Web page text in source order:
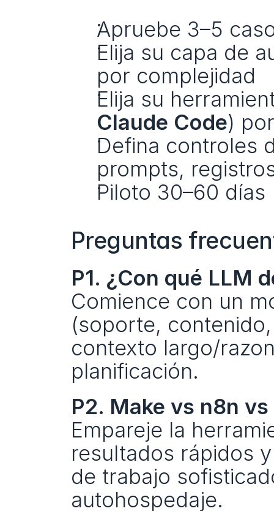
Apruebe 3–5
Elija su capa de
por complejidad
Elija su
Claude Code)
Defina controles
prompts,
Piloto 30–60
Preguntas
P1. ¿Con qué LLM
Comience con un
(soporte,
contexto largo/
planificación.
P2. Make vs n8n
Empareje la
resultados rápidos
de trabajo
autohospedaje.